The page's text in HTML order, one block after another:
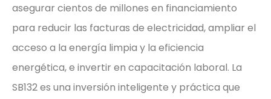
asegurar cientos de millones en financiamiento
para reducir las facturas de electricidad, ampliar el
acceso a la energía limpia y la eficiencia
energética, e invertir en capacitación laboral. La
SB132 es una inversión inteligente y práctica que